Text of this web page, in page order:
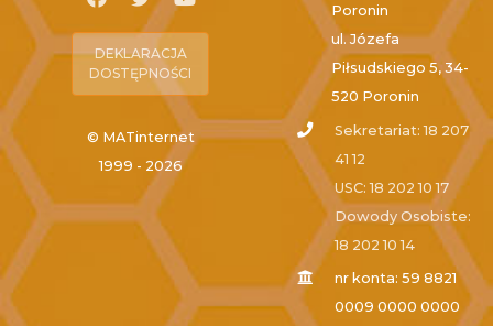
DEKLARACJA
DOSTĘPNOŚCI
© MATinternet
1999 - 2026
Poronin
ul. Józefa
Piłsudskiego 5, 34-
520 Poronin
Sekretariat: 18 207
41 12
USC: 18 202 10 17
Dowody Osobiste:
18 202 10 14
nr konta: 59 8821
0009 0000 0000